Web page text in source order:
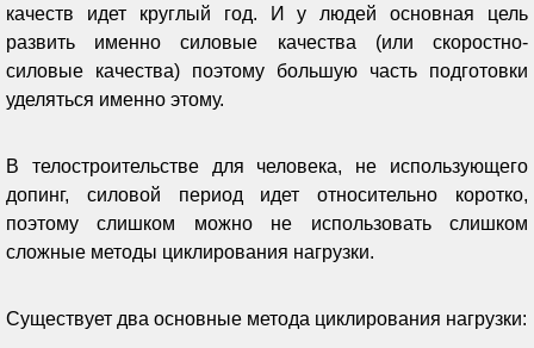
качеств идет круглый год. И у людей основная цель
развить именно силовые качества (или скоростно-
силовые качества) поэтому большую часть подготовки
уделяться именно этому.
В телостроительстве для человека, не использующего
допинг, силовой период идет относительно коротко,
поэтому слишком можно не использовать слишком
сложные методы циклирования нагрузки.
Существует два основные метода циклирования нагрузки: